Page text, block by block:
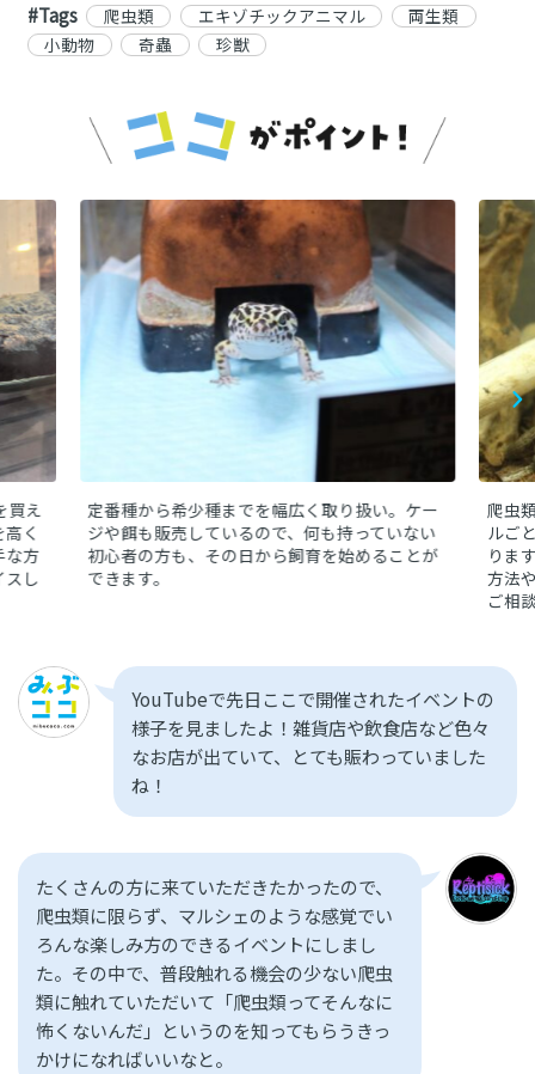
思うようになり、2024年にお店をオープン。爬虫類やエキ
ゾチックアニマル（珍獣）をはじめ、定番の品種から、な
ほどの生き物を販売しています。独自の仕入れのため販売
価格が安く、お客様のご要望に応じて海外から仕入れをし
んぱく公園に訪れた際には、足を伸ばして立ち寄ってみて
はいかがでしょう♪
#Tags 爬虫類 エキゾチックアニマル
両生類
小動物
奇蟲 珍獣
買え
く
な方
スし
定番種から希少種までを幅広く取り扱い。ケー
ジや餌も販売しているので、何も持っていない
初心者の方も、その日から飼育を始めることが
できます。
爬虫
ルご
りま
方法
ご相
YouTubeで先日ここで開催されたイベントの
様子を見ましたよ！雑貨店や飲食店など色々
なお店が出ていて、とても賑わっていました
ね！
たくさんの方に来ていただきたかったので、
爬虫類に限らず、マルシェのような感覚でい
ろんな楽しみ方のできるイベントにしまし
た。その中で、普段触れる機会の少ない爬虫
類に触れていただいて「爬虫類ってそんなに
怖くないんだ」というのを知ってもらうきっ
かけになればいいなと。